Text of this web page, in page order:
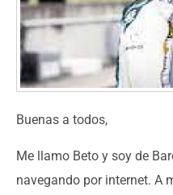
Buenas a todos,
Me llamo Beto y soy de
navegando por internet. A